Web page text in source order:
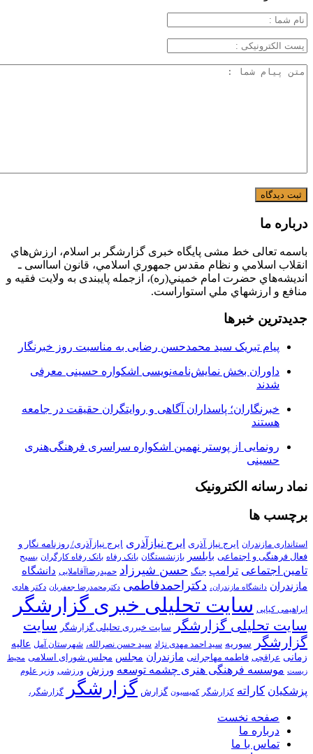
درباره ما
باسمه تعالی خط مشی پایگاه خبری گزارشگر بر اسلام، ارزش‌هاي
انقلاب اسلامي و نظام مقدس جمهوري اسلامي، قانون اسااسی ـ
انديشه‌هاي حضرت امام خميني(ره)، ازجمله پایبندی به ولايت فقيه و
منافع و ارزشهاي ملي استواراست.
جدیدترین خبرها
پیام تبریک سید محمدحسن رضایی به مناسبت روز خبرنگار
داوران بخش نمایش‌نامه‌نویسی اشکواره حسینی معرفی
شدند
خبرنگاران؛ پاسداران آگاهی و روایتگران حقیقت در جامعه
هستند
رونمایی از پوستر نهمین اشکواره سراسری فرهنگی‌هنری
حسینی
نماد رسانه الکترونیک
برچسب ها
استانداری مازندران ایرج نیاز آذری ایرج نیازآذری ایرج نیازآذری/ روزنامه نگار و
فعال فرهنگی و اجتماعی بابلسر بازنشستگان بانک رفاه بانک رفاه کارگران بسیح
تامین اجتماعی ترامپ جنگ حسن شیرزاد حمیدرضاآقاملایی دانشگاه
مازندران دانشگاه مازندران، دکتراحمدفاطمی دکترمحمدرضا جعفریان دکتر هادی
ابراهیمی کیاپی سایت تحلیلی خبری گزارشگر
سایت تحلیلی گزارشگر سایت خبرری تحلیلی گزارشگر سایت
گزارشگر
سوریه سید احمد مهدی نژاد سید حسن نصرالله، شهرستان آمل عالیه
زمانی عراقچی فاطمه مهاجرانی مازندران مجلس مجلس شورای اسلامی محیط
زیست موسسه فرهنگی هنری چشمه توسعه ورزش ورزشی وزیر علوم
پزشکیان کاراته کزارشگر کمیسیون گزارش گزارشگر گزارشگر،
صفحه نخست
درباره ما
تماس با ما